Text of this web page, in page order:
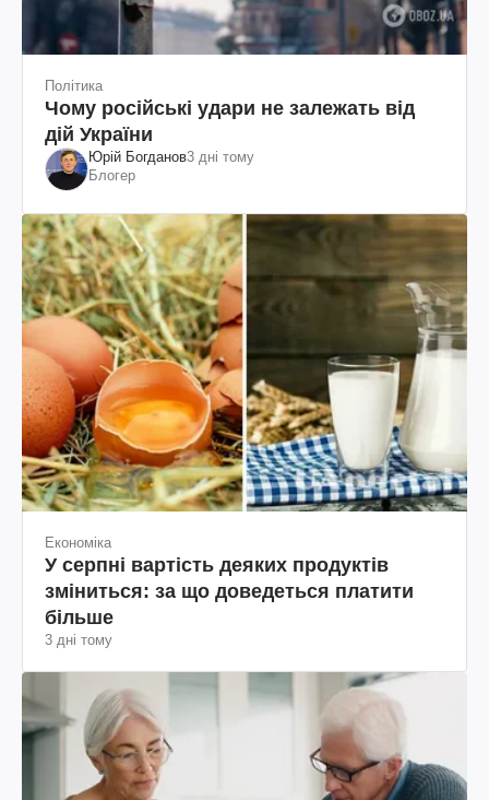
Політика
Чому російські удари не залежать від
дій України
Юрій Богданов3 дні тому
Блогер
Економіка
У серпні вартість деяких продуктів
зміниться: за що доведеться платити
більше
3 дні тому